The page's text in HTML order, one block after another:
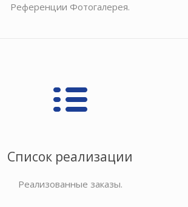
Референции Фотогалерея.
Список реализации
Реализованные заказы.